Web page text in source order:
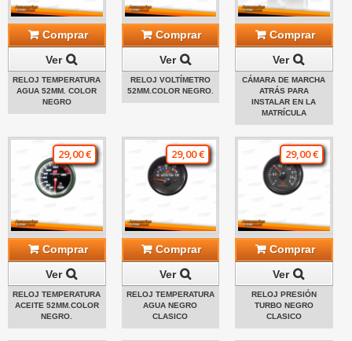
Comprar
Ver
RELOJ TEMPERATURA
AGUA 52MM. COLOR
NEGRO
Comprar
Ver
RELOJ VOLTÍMETRO
52MM.COLOR NEGRO.
Comprar
Ver
CÁMARA DE MARCHA
ATRÁS PARA
INSTALAR EN LA
MATRÍCULA
29,00 €
Comprar
Ver
RELOJ TEMPERATURA
ACEITE 52MM.COLOR
NEGRO.
29,00 €
Comprar
Ver
RELOJ TEMPERATURA
AGUA NEGRO
CLASICO
29,00 €
Comprar
Ver
RELOJ PRESIÓN
TURBO NEGRO
CLASICO